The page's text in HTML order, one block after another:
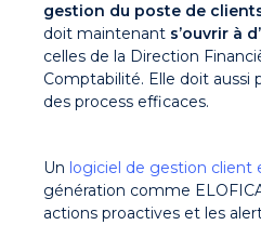
gestion du poste de
doit maintenant s’ouvrir à
celles de la Direction
Comptabilité. Elle doit aussi
des process efficaces.
Un logiciel de gestion client
génération comme
actions proactives et les